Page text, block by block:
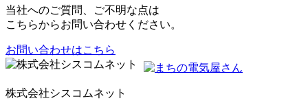
当社へのご質問、ご不明な点は
こちらからお問い合わせください。
お問い合わせはこちら
株式会社シスコムネット